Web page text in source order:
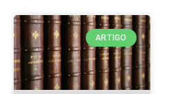
ARTIGO